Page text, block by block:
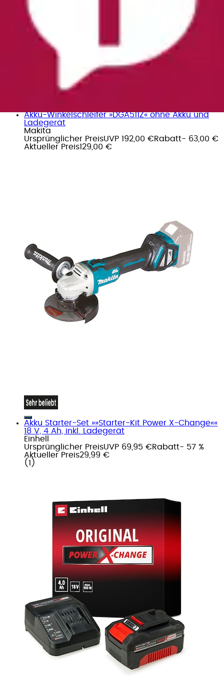
Akku-Winkelschleifer »DGA511Z« ohne Akku und
Ladegerät
Makita
Ursprünglicher PreisUVP 192,00 €Rabatt- 63,00 €
Aktueller Preis129,00 €
Akku Starter-Set »»Starter-Kit Power X-Change««
18 V, 4 Ah, inkl. Ladegerät
Einhell
Ursprünglicher PreisUVP 69,95 €Rabatt- 57 %
Aktueller Preis29,99 €
( 1 )